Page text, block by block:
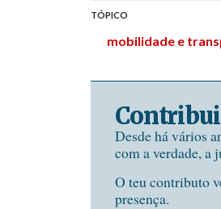
TÓPICO
mobilidade e
Desde há vários
com a verdade, a
O teu contributo
presença.